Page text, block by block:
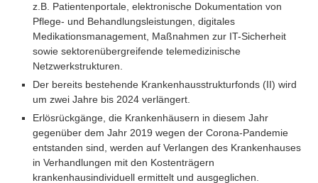
z.B. Patientenportale, elektronische Dokumentation von
Pflege- und Behandlungsleistungen, digitales
Medikationsmanagement, Maßnahmen zur IT-Sicherheit
sowie sektorenübergreifende telemedizinische
Netzwerkstrukturen.
Der bereits bestehende Krankenhausstrukturfonds (II) wird
um zwei Jahre bis 2024 verlängert.
Erlösrückgänge, die Krankenhäusern in diesem Jahr
gegenüber dem Jahr 2019 wegen der Corona-Pandemie
entstanden sind, werden auf Verlangen des Krankenhauses
in Verhandlungen mit den Kostenträgern
krankenhausindividuell ermittelt und ausgeglichen.